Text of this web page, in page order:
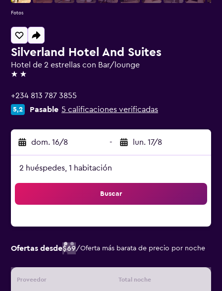
Silverland Hotel And Suites
Hotel de 2 estrellas con Bar/lounge
2 estrellas
+234 813 787 3855
5,2 Pasable 5 calificaciones verificadas
dom. 16/8 - lun. 17/8
2 huéspedes, 1 habitación
Buscar
Ofertas desde$69/Oferta más barata de precio por noche
Proveedor Total noche
Fotos